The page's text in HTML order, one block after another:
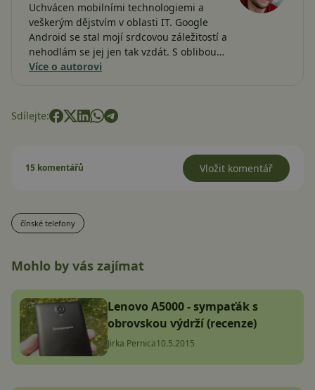
Uchvácen mobilními technologiemi a
veškerým dějstvím v oblasti IT. Google
Android se stal mojí srdcovou záležitostí a
nehodlám se jej jen tak vzdát. S oblibou…
Více o autorovi
Sdílejte:
15 komentářů Vložit komentář
čínské telefony
Mohlo by vás zajímat
Lenovo A5000 - sympaťák s
obrovskou výdrží (recenze)
Jirka Pernica10.5.2015